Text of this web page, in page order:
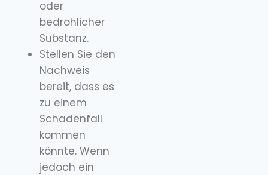
oder
bedrohlicher
Substanz.
Stellen Sie den
Nachweis
bereit, dass es
zu einem
Schadenfall
kommen
könnte. Wenn
jedoch ein